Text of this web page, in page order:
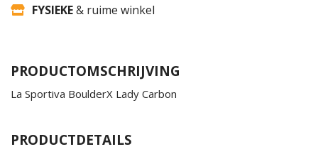
FYSIEKE& ruime winkel
PRODUCTOMSCHRIJVING
La Sportiva BoulderX Lady Carbon
PRODUCTDETAILS